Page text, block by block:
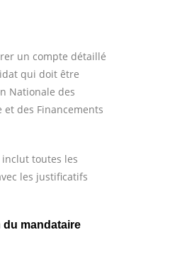
un compte détaillé
qui doit être
Nationale des
et des Financements
toutes les
les justificatifs
mandataire